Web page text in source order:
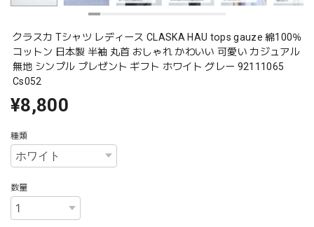
クラスカ Tシャツ レディース CLASKA HAU tops gauze 綿100％
コットン 日本製 半袖 丸首 おしゃれ かわいい 可愛い カジュアル
無地 シンプル プレゼント ギフト ホワイト グレー 92111065
Cs052
¥8,800
種類
数量